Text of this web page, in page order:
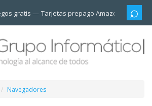
gratis Tarjetas prepago Amazon
Navegadores